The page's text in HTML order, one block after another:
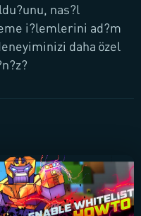
nas?l
i?lemlerini ad?m
daha özel